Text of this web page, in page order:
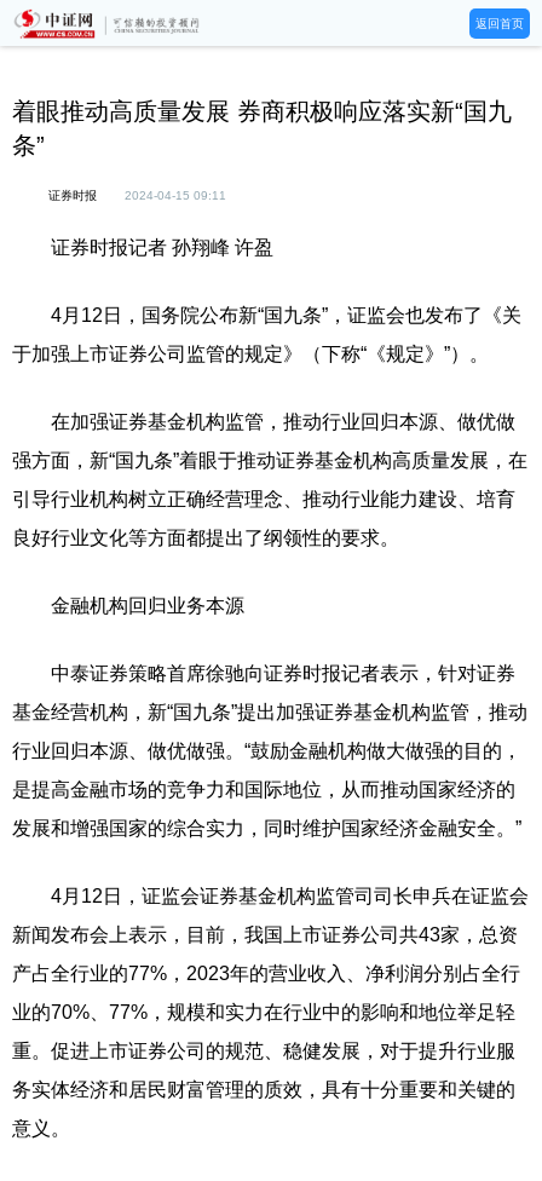
返回首页
着眼推动高质量发展 券商积极响应落实新“国九
条”
证券时报 2024-04-15 09:11
证券时报记者 孙翔峰 许盈
4月12日，国务院公布新“国九条”，证监会也发布了《关
于加强上市证券公司监管的规定》（下称“《规定》”）。
在加强证券基金机构监管，推动行业回归本源、做优做
强方面，新“国九条”着眼于推动证券基金机构高质量发展，在
引导行业机构树立正确经营理念、推动行业能力建设、培育
良好行业文化等方面都提出了纲领性的要求。
金融机构回归业务本源
中泰证券策略首席徐驰向证券时报记者表示，针对证券
基金经营机构，新“国九条”提出加强证券基金机构监管，推动
行业回归本源、做优做强。“鼓励金融机构做大做强的目的，
是提高金融市场的竞争力和国际地位，从而推动国家经济的
发展和增强国家的综合实力，同时维护国家经济金融安全。”
4月12日，证监会证券基金机构监管司司长申兵在证监会
新闻发布会上表示，目前，我国上市证券公司共43家，总资
产占全行业的77%，2023年的营业收入、净利润分别占全行
业的70%、77%，规模和实力在行业中的影响和地位举足轻
重。促进上市证券公司的规范、稳健发展，对于提升行业服
务实体经济和居民财富管理的质效，具有十分重要和关键的
意义。